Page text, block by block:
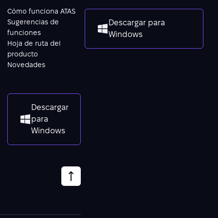
Cómo funciona ATAS
Sugerencias de
funciones
Hoja de ruta del
producto
Novedades
Descargar
para
Windows
Descargar para
Windows